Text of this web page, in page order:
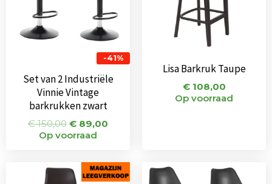
-41%
Set van 2 Industriële
Vinnie Vintage
barkrukken zwart
€150,00 € 89,00
Op voorraad
Lisa Barkruk Taupe
€108,00
Op voorraad
Oorspronkelijke
prijs
Huidige
prijs
prijs